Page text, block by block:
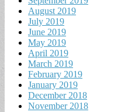
August 2019
July 2019
June 2019
May 2019
April 2019
March 2019
February 2019
January 2019
December 2018
November 2018